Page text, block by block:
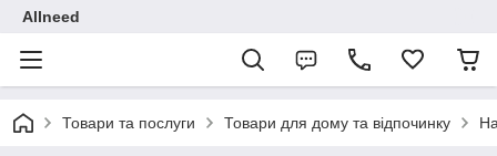
Allneed
Товари та послуги Товари для дому та відпочинку